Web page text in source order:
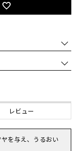
リデセン,トリ（カプ
ン酸セチル,オリーブ
チアオイ花エキス,ア
ロン酸Ｎａ,水酸化Ｋ,
ール,香料
します。
常があらわれた場
記のような異常があら
レビュー
を与え、うるおい